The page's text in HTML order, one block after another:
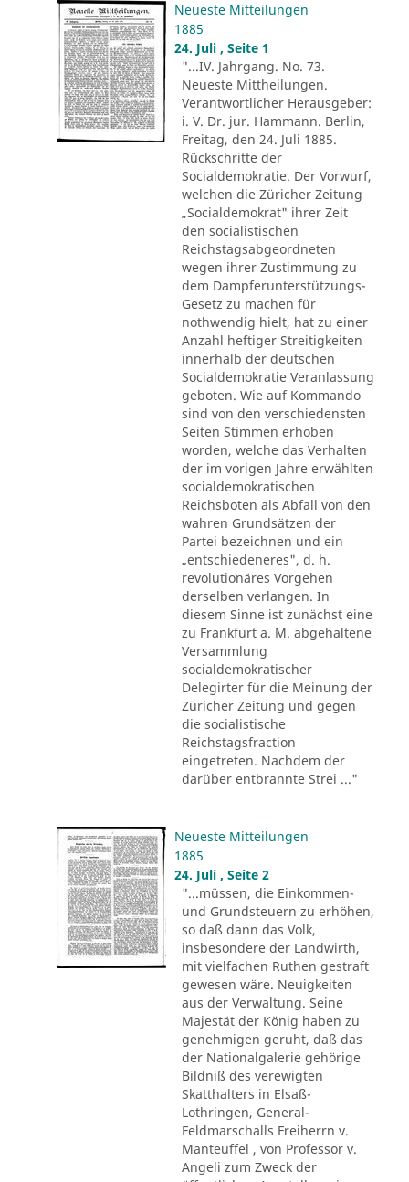
Neueste Mitteilungen
1885
24. Juli , Seite 1
"...IV. Jahrgang. No. 73.
Neueste Mittheilungen.
Verantwortlicher Herausgeber:
i. V. Dr. jur. Hammann. Berlin,
Freitag, den 24. Juli 1885.
Rückschritte der
Socialdemokratie. Der Vorwurf,
welchen die Züricher Zeitung
„Socialdemokrat" ihrer Zeit
den socialistischen
Reichstagsabgeordneten
wegen ihrer Zustimmung zu
dem Dampferunterstützungs-
Gesetz zu machen für
nothwendig hielt, hat zu einer
Anzahl heftiger Streitigkeiten
innerhalb der deutschen
Socialdemokratie Veranlassung
geboten. Wie auf Kommando
sind von den verschiedensten
Seiten Stimmen erhoben
worden, welche das Verhalten
der im vorigen Jahre erwählten
socialdemokratischen
Reichsboten als Abfall von den
wahren Grundsätzen der
Partei bezeichnen und ein
„entschiedeneres", d. h.
revolutionäres Vorgehen
derselben verlangen. In
diesem Sinne ist zunächst eine
zu Frankfurt a. M. abgehaltene
Versammlung
socialdemokratischer
Delegirter für die Meinung der
Züricher Zeitung und gegen
die socialistische
Reichstagsfraction
eingetreten. Nachdem der
darüber entbrannte Strei ..."
Neueste Mitteilungen
1885
24. Juli , Seite 2
"...müssen, die Einkommen-
und Grundsteuern zu erhöhen,
so daß dann das Volk,
insbesondere der Landwirth,
mit vielfachen Ruthen gestraft
gewesen wäre. Neuigkeiten
aus der Verwaltung. Seine
Majestät der König haben zu
genehmigen geruht, daß das
der Nationalgalerie gehörige
Bildniß des verewigten
Skatthalters in Elsaß-
Lothringen, General-
Feldmarschalls Freiherrn v.
Manteuffel , von Professor v.
Angeli zum Zweck der